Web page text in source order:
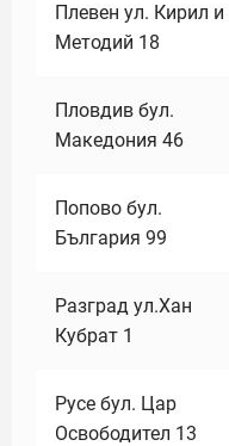
Плевен ул. Кирил и
Методий 18
Пловдив бул.
Македония 46
Попово бул.
България 99
Разград ул.Хан
Кубрат 1
Русе бул. Цар
Освободител 13